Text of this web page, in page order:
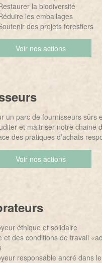
la biodiversité
les emballages
des projets forestiers
Voir nos actions
un parc de fournisseurs sûrs
et maitriser notre chaine
des pratiques d’achats
Voir nos actions
éthique et solidaire
et des conditions de travail
responsable ancré dans